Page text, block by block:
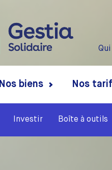
Nos biens Nos
Investir Boîte à outils